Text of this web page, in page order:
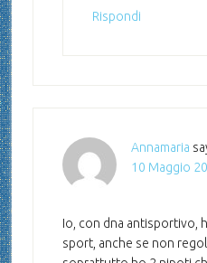
Rispondi
Annamaria
10 Maggio
Io, con dna antisportivo,
sport, anche se non